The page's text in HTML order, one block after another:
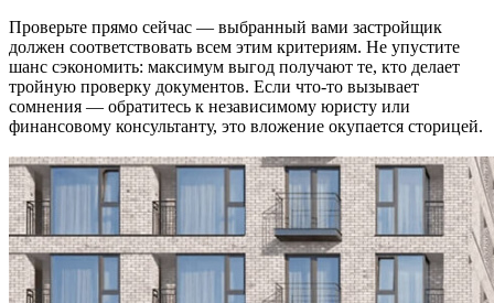
Проверьте прямо сейчас — выбранный вами застройщик
должен соответствовать всем этим критериям. Не упустите
шанс сэкономить: максимум выгод получают те, кто делает
тройную проверку документов. Если что-то вызывает
сомнения — обратитесь к независимому юристу или
финансовому консультанту, это вложение окупается сторицей.